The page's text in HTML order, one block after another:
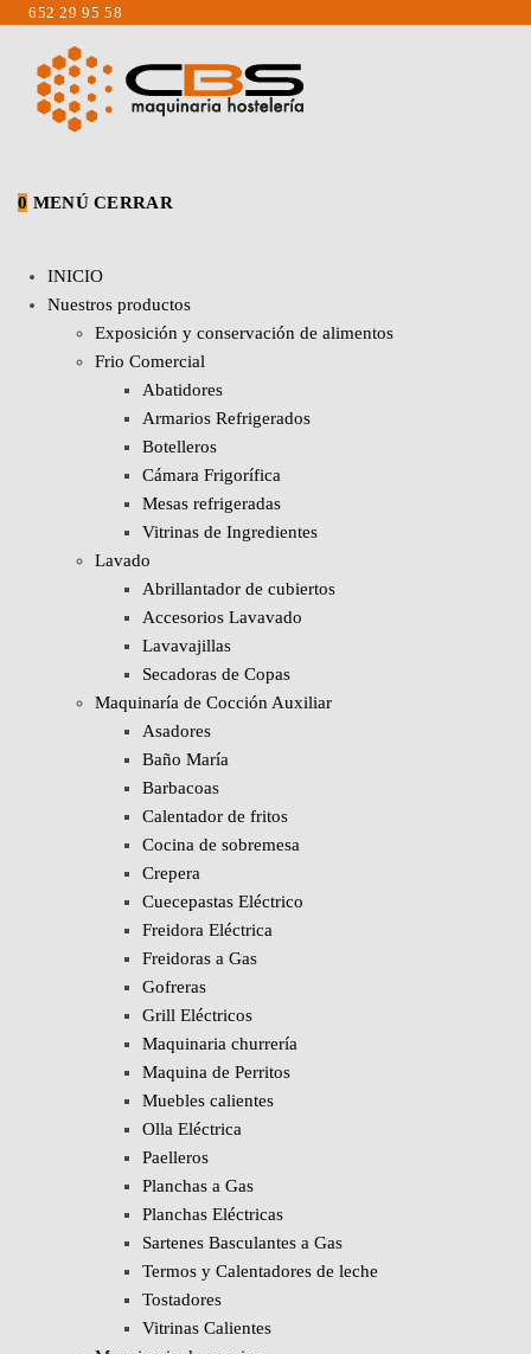
Saltar
contenido
652 29 95 58
0 MENÚ CERRAR
INICIO
Nuestros productos
Exposición y conservación de alimentos
Frio Comercial
Abatidores
Armarios Refrigerados
Botelleros
Cámara Frigorífica
Mesas refrigeradas
Vitrinas de Ingredientes
Lavado
Abrillantador de cubiertos
Accesorios Lavavado
Lavavajillas
Secadoras de Copas
Maquinaría de Cocción Auxiliar
Asadores
Baño María
Barbacoas
Calentador de fritos
Cocina de sobremesa
Crepera
Cuecepastas Eléctrico
Freidora Eléctrica
Freidoras a Gas
Gofreras
Grill Eléctricos
Maquinaria churrería
Maquina de Perritos
Muebles calientes
Olla Eléctrica
Paelleros
Planchas a Gas
Planchas Eléctricas
Sartenes Basculantes a Gas
Termos y Calentadores de leche
Tostadores
Vitrinas Calientes